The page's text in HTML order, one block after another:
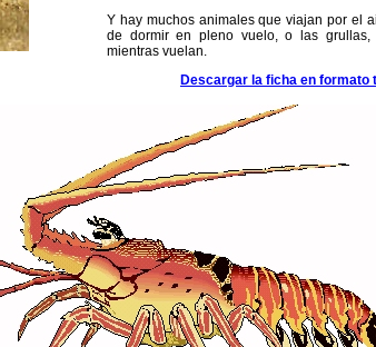
Y hay muchos animales que viajan por el
de dormir en pleno vuelo, o las grullas,
mientras vuelan.
Descargar la ficha en formato